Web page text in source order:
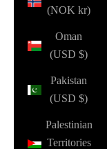
(NOK kr)
Oman
(USD $)
Pakistan
(USD $)
Palestinian
Territories